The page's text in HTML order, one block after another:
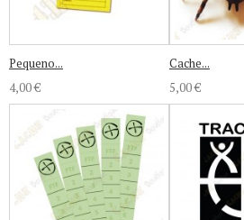
Pequeno...
4,00 €
Cache...
5,00 €